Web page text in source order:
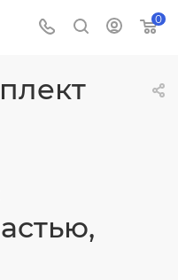
0